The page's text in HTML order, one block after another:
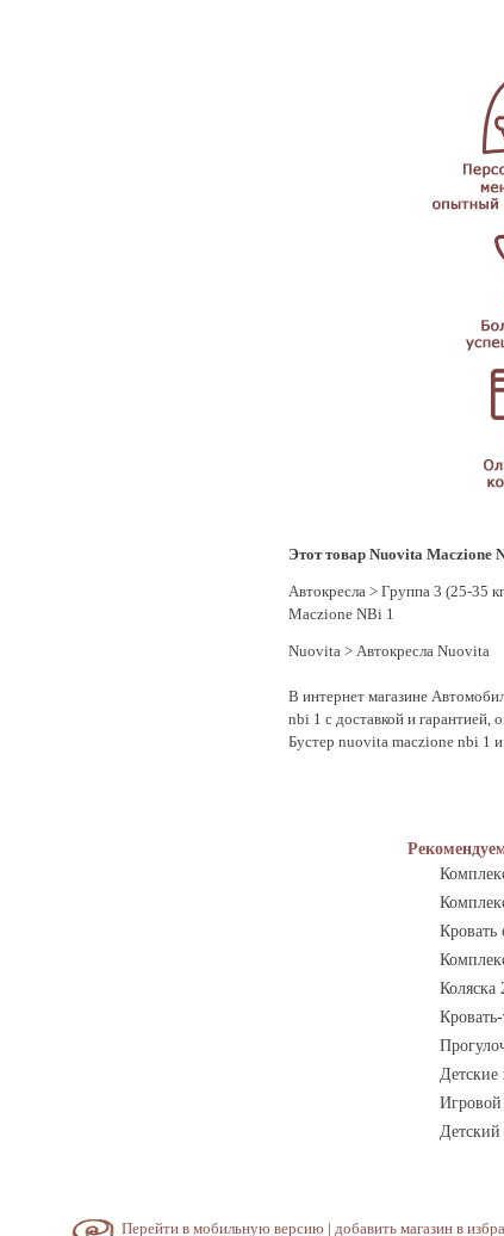
Этот товар Nuovita Maczione
Автокресла > Группа 3 (25-35
Maczione NBi 1
Nuovita > Автокресла Nuovita
В интернет магазине
nbi 1 с доставкой и гарантией,
Бустер nuovita maczione nbi 1 и
Коляска
Детские
Детский
Перейти в мобильную версию | добавить магазин в